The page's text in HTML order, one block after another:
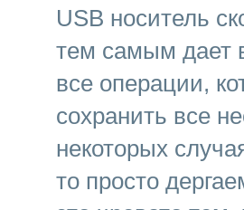
USB носитель
тем самым дает
все операции,
сохранить все
некоторых
то просто